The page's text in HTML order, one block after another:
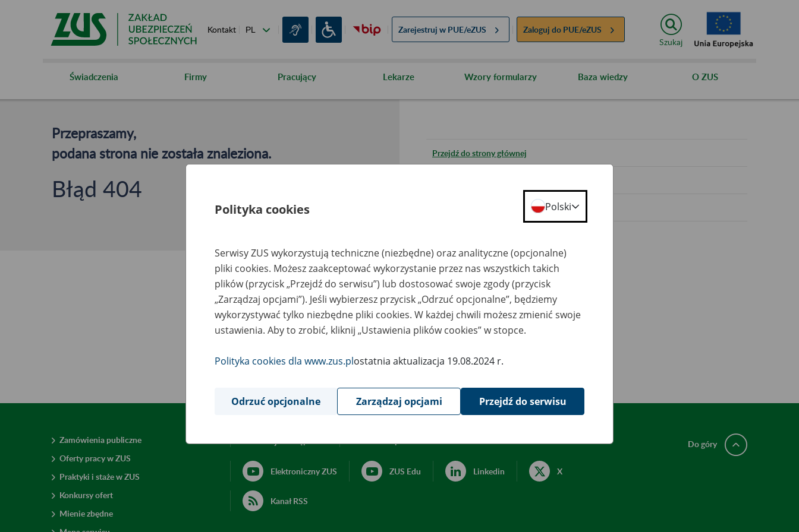
Kontakt Zarejestruj w PUE/eZUS Zaloguj do PUE/eZUS
Szukaj
Świadczenia Firmy Pracujący Lekarze Wzory formularzy Baza wiedzy O ZUS
Przepraszamy,
podana strona nie została znaleziona.
Błąd 404
Przejdź do strony głównej
Zamówienia publiczne
Oferty pracy w ZUS
Praktyki i staże w ZUS
Konkursy ofert
Mienie zbędne
Elektroniczny ZUS ZUS Edu Linkedin X
Kanał RSS
Do góry
Polityka cookies Polski
Serwisy ZUS wykorzystują techniczne (niezbędne) oraz analityczne (opcjonalne)
pliki cookies. Możesz zaakceptować wykorzystanie przez nas wszystkich takich
plików (przycisk „Przejdź do serwisu”) lub dostosować swoje zgody (przycisk
„Zarządzaj opcjami”). Jeśli wybierzesz przycisk „Odrzuć opcjonalne”, będziemy
wykorzystywać tylko niezbędne pliki cookies. W każdej chwili możesz zmienić swoje
ustawienia. Aby to zrobić, kliknij „Ustawienia plików cookies” w stopce.
Polityka cookies dla www.zus.plostatnia aktualizacja 19.08.2024 r.
Odrzuć opcjonalne Zarządzaj opcjami Przejdź do serwisu